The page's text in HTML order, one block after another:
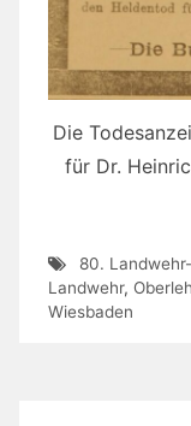
Die
für Dr.
80.
Landwehr,
Wiesbaden